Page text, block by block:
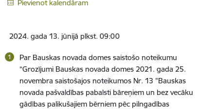
Pievienot kalendāram
2024. gada 13. jūnijā plkst. 09:00
Par Bauskas novada domes saistošo noteikumu
“Grozījumi Bauskas novada domes 2021. gada 25.
novembra saistošajos noteikumos Nr. 13 ”Bauskas
novada pašvaldības pabalsti bāreņiem un bez vecāku
gādības palikušajiem bērniem pēc pilngadības